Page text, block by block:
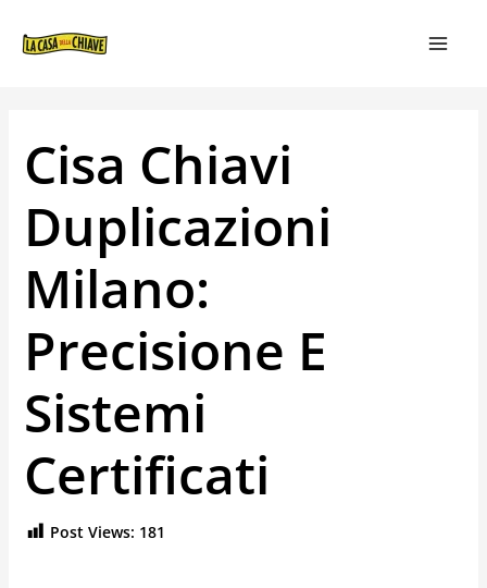
Cisa Chiavi
Duplicazioni
Milano:
Precisione E
Sistemi
Certificati
Post Views: 181
ARTICOLI